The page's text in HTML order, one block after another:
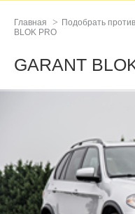
Главная > Подобрать
BLOK PRO
GARANT